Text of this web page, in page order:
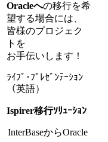
Oracleへの移行を希
望する場合には、
皆様のプロジェク
トを
お手伝いします！
ﾗｲﾌﾞ･ﾌﾟﾚｾﾞﾝﾃｰｼｮﾝ
（英語）
Ispirer移行ｿﾘｭｰｼｮﾝ
InterBaseからOracle